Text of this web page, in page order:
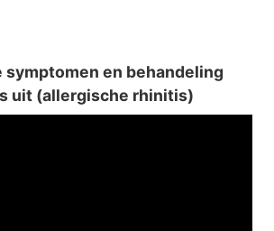
symptomen en behandeling
uit (allergische rhinitis)